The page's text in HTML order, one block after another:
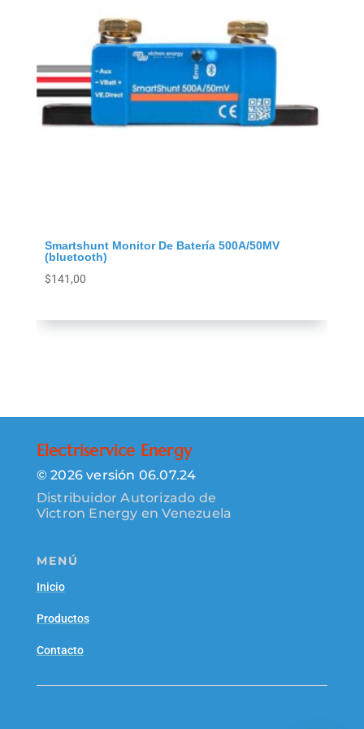
Smartshunt Monitor De Batería 500A/50MV
(bluetooth)
$141,00
Electriservice Energy
© 2026 versión 06.07.24
Distribuidor Autorizado de
Victron Energy en Venezuela
MENÚ
Inicio
Productos
Contacto